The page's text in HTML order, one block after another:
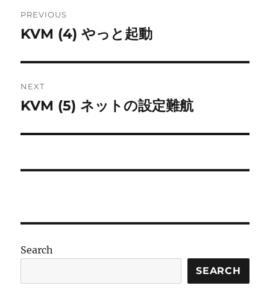
navigation
PREVIOUS
Previous
KVM (4) やっと起動
NEXT
Next
KVM (5) ネットの設定難航
Search
SEARCH